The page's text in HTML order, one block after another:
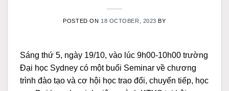
POSTED ON 18 OCTOBER, 2023 BY
Sáng thứ 5, ngày 19/10, vào lúc 9h00-10h00 trường
Đại học Sydney có một buổi Seminar về chương
trình đào tạo và cơ hội học trao đổi, chuyển tiếp, học